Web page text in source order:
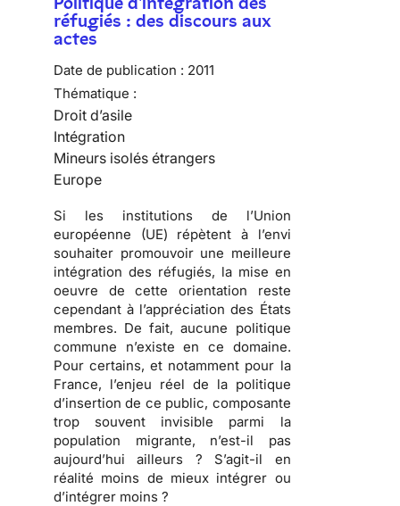
réfugiés : des discours aux
actes
Date de publication : 2011
Thématique :
Droit d’asile
Intégration
Mineurs isolés étrangers
Europe
Si les institutions de l’Union
européenne (UE) répètent à l’envi
souhaiter promouvoir une meilleure
intégration des réfugiés, la mise en
oeuvre de cette orientation reste
cependant à l’appréciation des États
membres. De fait,aucune politique
commune n’existe en ce domaine.
Pour certains, et notamment pour la
France, l’enjeu réel de la politique
d’insertion de ce public, composante
trop souvent invisible parmi la
population migrante, n’est-il pas
aujourd’hui ailleurs ? S’agit-il en
réalité moins de mieux intégrer ou
d’intégrer moins ?